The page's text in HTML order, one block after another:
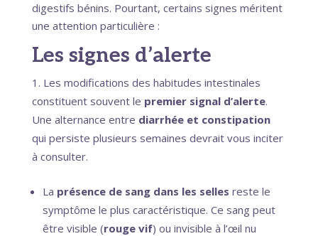
digestifs bénins. Pourtant, certains signes méritent
une attention particulière :
Les signes d’alerte
Les modifications des habitudes intestinales
constituent souvent le premier signal d’alerte.
Une alternance entre diarrhée et constipation
qui persiste plusieurs semaines devrait vous inciter
à consulter.
La présence de sang dans les selles reste le
symptôme le plus caractéristique. Ce sang peut
être visible (rouge vif) ou invisible à l’œil nu